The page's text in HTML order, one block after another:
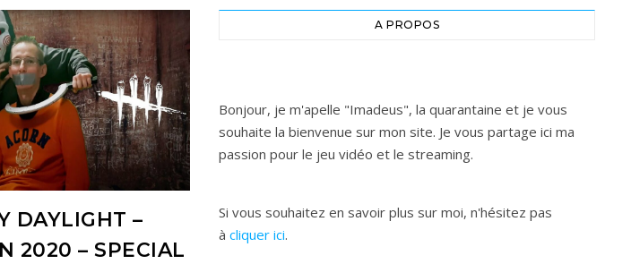
DAYLIGHT –
2020 – SPECIAL
A PROPOS
Bonjour, je m'apelle "Imadeus", la quarantaine et je vous
souhaite la bienvenue sur mon site. Je vous partage ici ma
passion pour le jeu vidéo et le streaming.
Si vous souhaitez en savoir plus sur moi, n'hésitez pas
à cliquer ici.